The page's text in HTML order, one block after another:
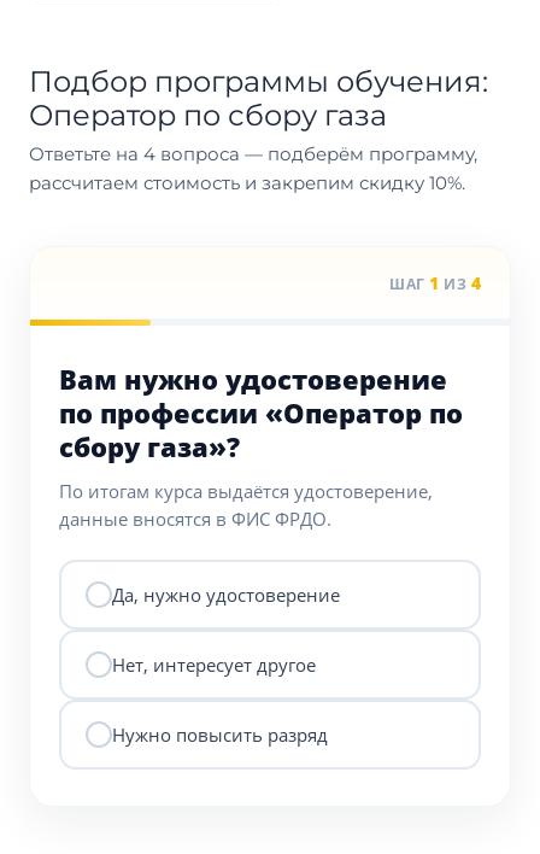
Подбор программы обучения:
Оператор по сбору газа
Ответьте на 4 вопроса — подберём программу,
рассчитаем стоимость и закрепим скидку 10%.
ШАГ 1 ИЗ 4
Вам нужно удостоверение
по профессии «Оператор по
сбору газа»?
По итогам курса выдаётся удостоверение,
данные вносятся в ФИС ФРДО.
Да, нужно удостоверение
Нет, интересует другое
Нужно повысить разряд